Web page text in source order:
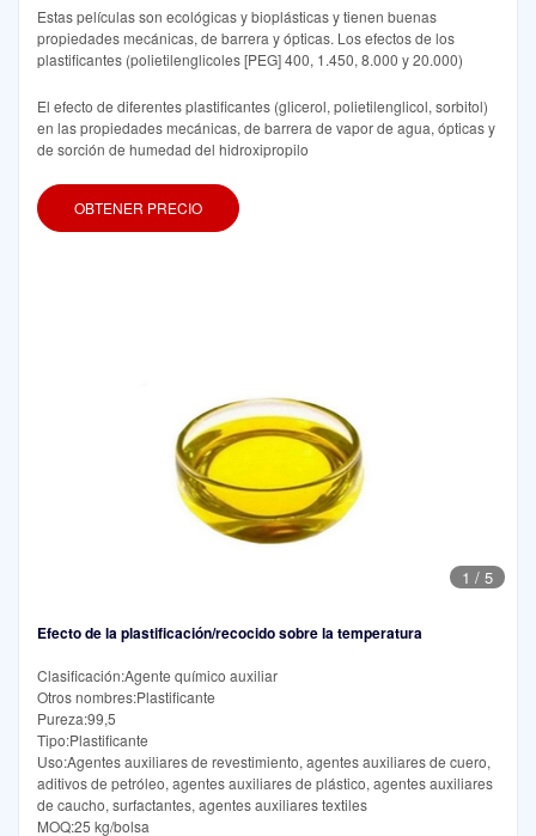
Estas películas son ecológicas y bioplásticas y tienen buenas
propiedades mecánicas, de barrera y ópticas. Los efectos de los
plastificantes (polietilenglicoles [PEG] 400, 1.450, 8.000 y 20.000)
El efecto de diferentes plastificantes (glicerol, polietilenglicol, sorbitol)
en las propiedades mecánicas, de barrera de vapor de agua, ópticas y
de sorción de humedad del hidroxipropilo
OBTENER PRECIO
1 / 5
Efecto de la plastificación/recocido sobre la temperatura
Clasificación:Agente químico auxiliar
Otros nombres:Plastificante
Pureza:99,5
Tipo:Plastificante
Uso:Agentes auxiliares de revestimiento, agentes auxiliares de cuero,
aditivos de petróleo, agentes auxiliares de plástico, agentes auxiliares
de caucho, surfactantes, agentes auxiliares textiles
MOQ:25 kg/bolsa